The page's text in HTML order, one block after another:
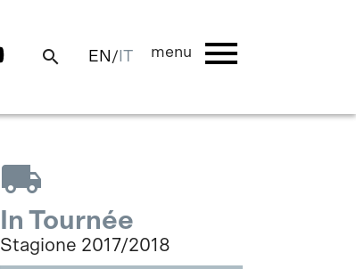
search EN / IT menu menu
local_shipping
In Tournée
Stagione 2017/2018